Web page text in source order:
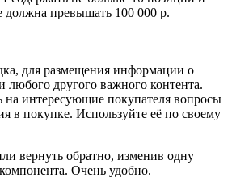
должна превышать 100 000 р.
для размещения информации о
любого другого важного контента.
на интересующие покупателя вопросы
в покупке. Используйте её по своему
вернуть обратно, изменив одну
Очень удобно.